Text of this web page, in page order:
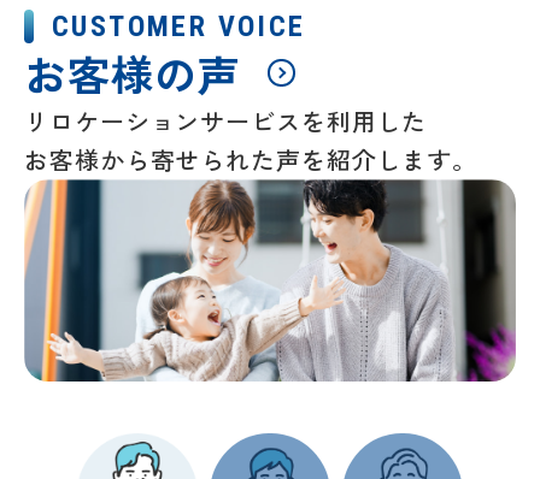
CUSTOMER VOICE
お客様の声
リロケーションサービスを利用した
お客様から寄せられた声を紹介します。